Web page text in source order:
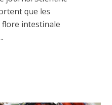
que les
flore intestinale